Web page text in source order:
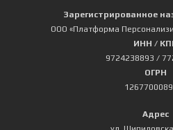
Зарегистрированное
ООО «Платформа
ИНН /
9724238893 /
ОГРН
Адрес